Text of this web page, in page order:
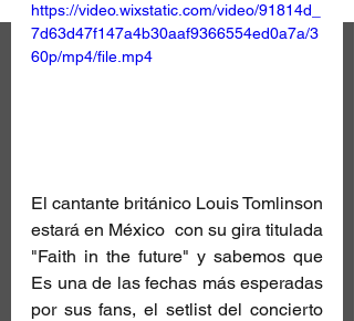
https://video.wixstatic.com/video/91814d_
7d63d47f147a4b30aaf9366554ed0a7a/3
60p/mp4/file.mp4
El cantante británico Louis Tomlinson
estará en México  con su gira titulada
"Faith in the future" y sabemos que
Es una de las fechas más esperadas
por sus fans, el setlist del concierto